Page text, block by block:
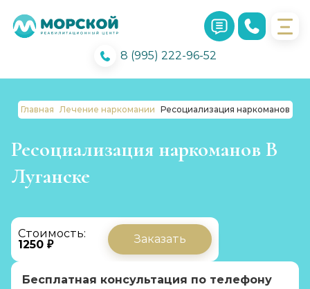
8 (995) 222-96-52
Главная Лечение наркомании Ресоциализация наркоманов
Ресоциализация наркоманов В
Луганске
Стоимость:
1250 ₽
Заказать
Бесплатная консультация по телефону